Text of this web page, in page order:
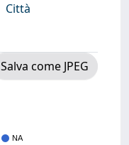
Città
Salva come JPEG
NA